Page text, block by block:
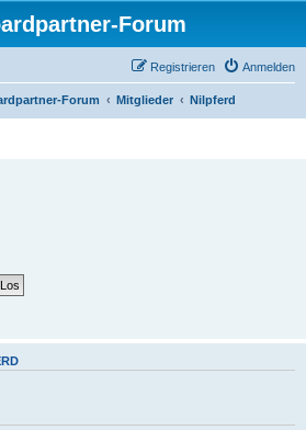
Forum
Anmelden
Registrieren
Forum Mitglieder Nilpferd